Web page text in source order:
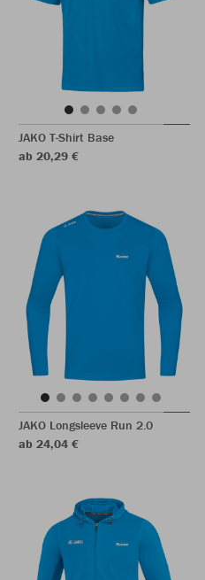
JAKO T-Shirt Base
ab 20,29 €
JAKO Longsleeve Run 2.0
ab 24,04 €